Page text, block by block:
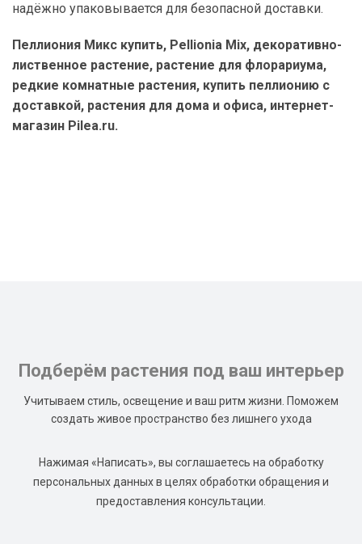
надёжно упаковывается для безопасной доставки.
Пеллиония Микс купить, Pellionia Mix, декоративно-
лиственное растение, растение для флорариума,
редкие комнатные растения, купить пеллионию с
доставкой, растения для дома и офиса, интернет-
магазин Pilea.ru.
Подберём растения под ваш интерьер
Учитываем стиль, освещение и ваш ритм жизни. Поможем
создать живое пространство без лишнего ухода
Нажимая «Написать», вы соглашаетесь на обработку
персональных данных в целях обработки обращения и
предоставления консультации.